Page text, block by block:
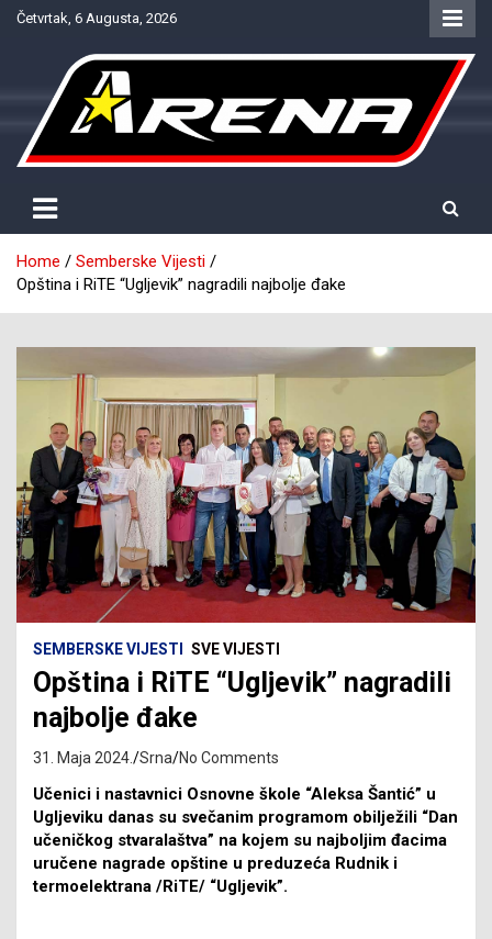
SkipČetvrtak, 6 Augusta, 2026
NTV Arena
Home
Semberske Vijesti
Opština i RiTE “Ugljevik” nagradili najbolje đake
SEMBERSKE VIJESTI SVE VIJESTI
Opština i RiTE “Ugljevik” nagradili
najbolje đake
31. Maja 2024. Srna No Comments
Učenici i nastavnici Osnovne škole “Aleksa Šantić” u
Ugljeviku danas su svečanim programom obilježili “Dan
učeničkog stvaralaštva” na kojem su najboljim đacima
uručene nagrade opštine u preduzeća Rudnik i
termoelektrana /RiTE/ “Ugljevik”.